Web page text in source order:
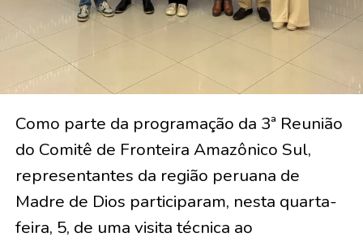
Como parte da programação da 3ª Reunião
do Comitê de Fronteira Amazônico Sul,
representantes da região peruana de
Madre de Dios participaram, nesta quarta-
feira, 5, de uma visita técnica ao